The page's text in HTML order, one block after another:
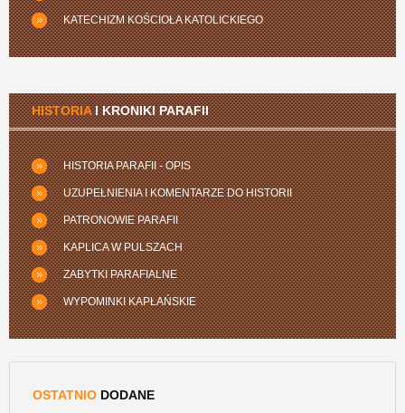
KATECHIZM KOŚCIOŁA KATOLICKIEGO
HISTORIAI KRONIKI PARAFII
HISTORIA PARAFII - OPIS
UZUPEŁNIENIA I KOMENTARZE DO HISTORII
PATRONOWIE PARAFII
KAPLICA W PULSZACH
ZABYTKI PARAFIALNE
WYPOMINKI KAPŁAŃSKIE
OSTATNIO DODANE